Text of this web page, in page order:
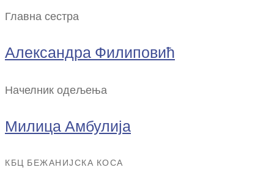
Главна сестра
Александра Филиповић
Начелник одељења
Милица Амбулија
КБЦ БЕЖАНИЈСКА КОСА